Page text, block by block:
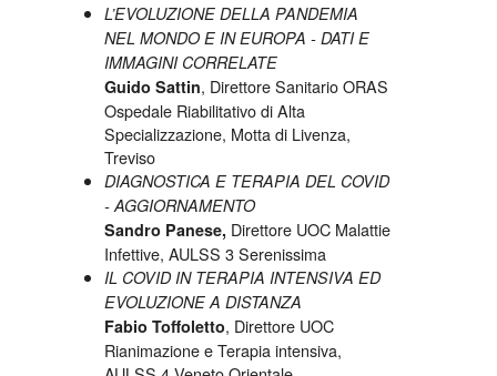
L’EVOLUZIONE DELLA PANDEMIA
NEL MONDO E IN EUROPA - DATI E
IMMAGINI CORRELATE
Guido Sattin, Direttore Sanitario ORAS
Ospedale Riabilitativo di Alta
Specializzazione, Motta di Livenza,
Treviso
DIAGNOSTICA E TERAPIA DEL COVID
- AGGIORNAMENTO
Sandro Panese, Direttore UOC Malattie
Infettive, AULSS 3 Serenissima
IL COVID IN TERAPIA INTENSIVA ED
EVOLUZIONE A DISTANZA
Fabio Toffoletto, Direttore UOC
Rianimazione e Terapia intensiva,